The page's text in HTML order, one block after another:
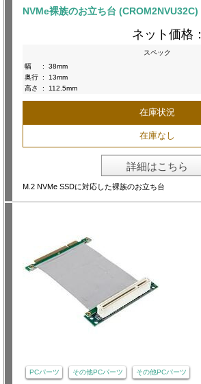
NVMe裸族のお立ち台 (CROM2NVU32C)
ネット価格：
スペック
幅
:
38mm
奥行 :
13mm
高さ
: 112.5mm
在庫状況
在庫なし
詳細はこちら
M.2 NVMe SSDに対応した裸族のお立ち台
PCパーツ その他PCパーツ その他PCパーツ